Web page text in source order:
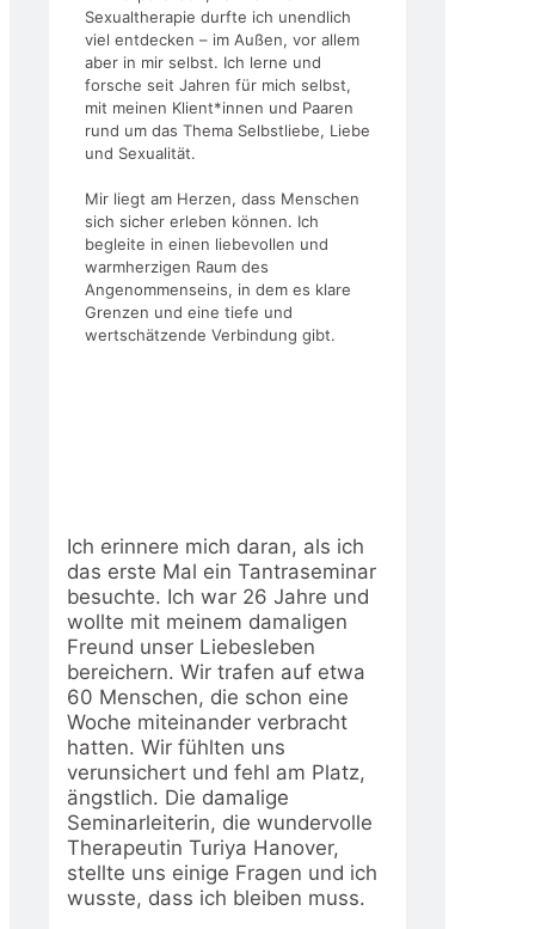
Sexualtherapie durfte ich unendlich
viel entdecken – im Außen, vor allem
aber in mir selbst. Ich lerne und
forsche seit Jahren für mich selbst,
mit meinen Klient*innen und Paaren
rund um das Thema Selbstliebe, Liebe
und Sexualität.
Mir liegt am Herzen, dass Menschen
sich sicher erleben können. Ich
begleite in einen liebevollen und
warmherzigen Raum des
Angenommenseins, in dem es klare
Grenzen und eine tiefe und
wertschätzende Verbindung gibt.
Ich erinnere mich daran, als ich
das erste Mal ein Tantraseminar
besuchte. Ich war 26 Jahre und
wollte mit meinem damaligen
Freund unser Liebesleben
bereichern. Wir trafen auf etwa
60 Menschen, die schon eine
Woche miteinander verbracht
hatten. Wir fühlten uns
verunsichert und fehl am Platz,
ängstlich. Die damalige
Seminarleiterin, die wundervolle
Therapeutin Turiya Hanover,
stellte uns einige Fragen und ich
wusste, dass ich bleiben muss.